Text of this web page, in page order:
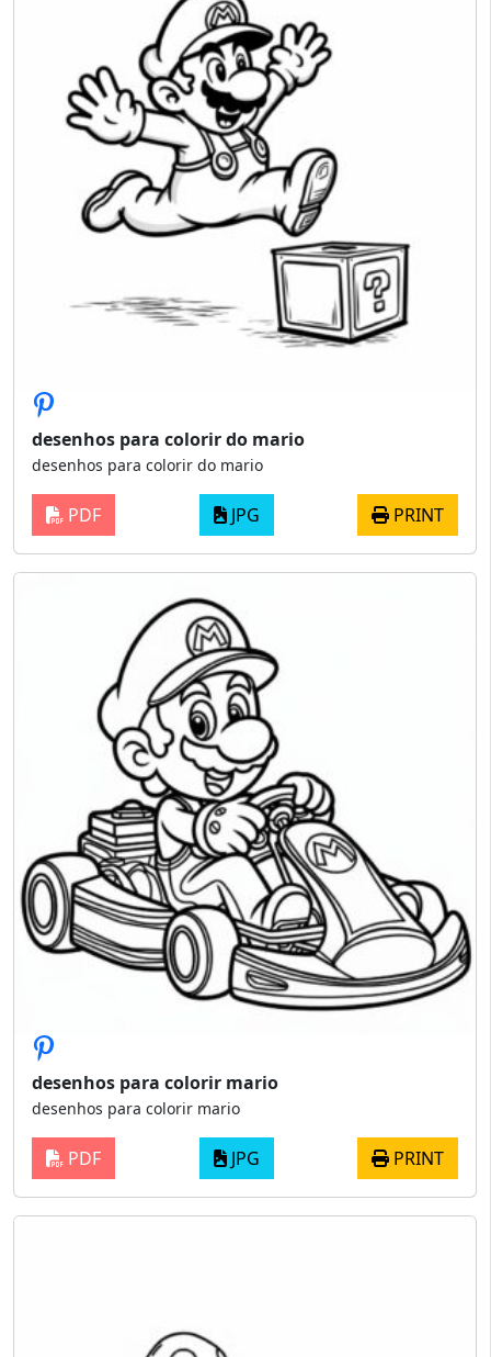
desenhos para colorir do mario
desenhos para colorir do mario
PDF JPG PRINT
desenhos para colorir mario
desenhos para colorir mario
PDF JPG PRINT